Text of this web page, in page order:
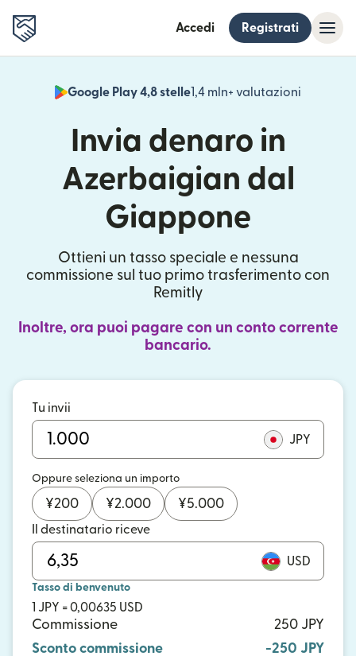
Accedi Registrati
Google Play 4,8 stelle1,4 mln+ valutazioni
Invia denaro in
Azerbaigian dal
Giappone
Ottieni un tasso speciale e nessuna
commissione sul tuo primo trasferimento con
Remitly
Inoltre, ora puoi pagare con un conto corrente
bancario.
Tu invii
JPY
Oppure seleziona un importo
¥200 ¥2.000 ¥5.000
Il destinatario riceve
USD
Tasso di benvenuto
1 JPY = 0,00635 USD
Commissione
250 JPY
Sconto commissione
-250 JPY